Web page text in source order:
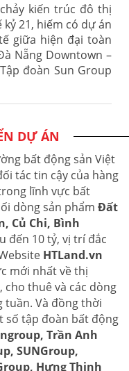
kiến trúc đô thị
kỷ 21, hiếm có dự án
giữa hiện đại toàn
Nẵng Downtown –
đoàn Sun Group
DỰ ÁN
bất động sản Việt
tác tin cậy của hàng
lĩnh vực bất
dòng sản phẩm Đất
Củ Chi, Bình
đến 10 tỷ, vị trí đắc
HTLand.vn
mới nhất về thị
thuê và các dòng
tuần. Và đồng thời
số tập đoàn bất động
Trần Anh
SUNGroup,
Hưng Thịnh